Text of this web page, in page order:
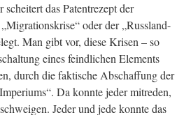
das Patentrezept der
oder der „Russland-
Man gibt vor, diese Krisen – so
eines feindlichen Elements
durch die faktische Abschaffung der
Da konnte jeder mitreden,
Jeder und jede konnte das